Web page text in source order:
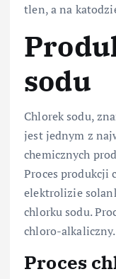
tlen, a na
sodu
Chlorek sodu,
jest jednym z
chemicznych
Proces produkcji
elektrolizie
chlorku sodu.
chloro-alkaliczny.
Proces